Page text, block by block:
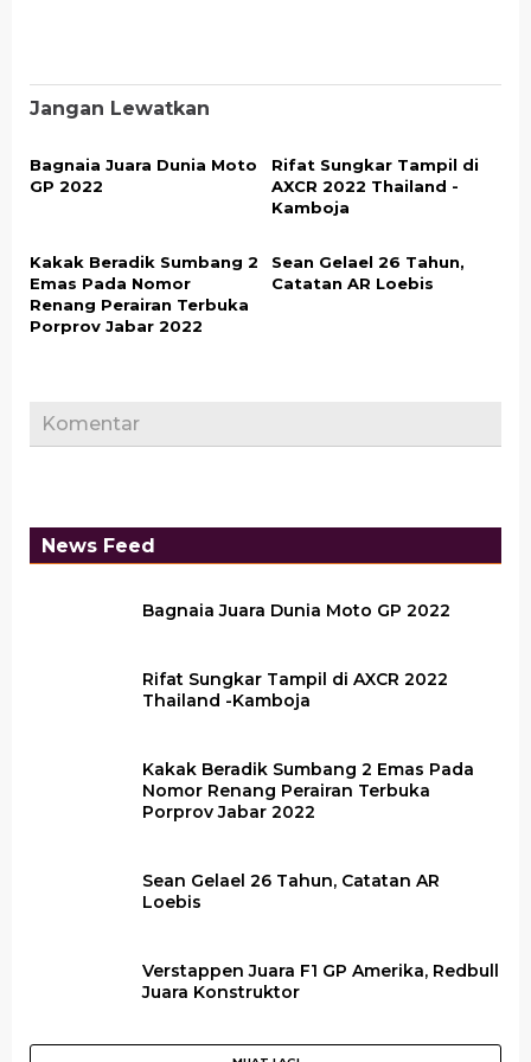
Jangan Lewatkan
Bagnaia Juara Dunia Moto
GP 2022
Rifat Sungkar Tampil di
AXCR 2022 Thailand -
Kamboja
Kakak Beradik Sumbang 2
Emas Pada Nomor
Renang Perairan Terbuka
Porprov Jabar 2022
Sean Gelael 26 Tahun,
Catatan AR Loebis
Komentar
News Feed
Bagnaia Juara Dunia Moto GP 2022
Rifat Sungkar Tampil di AXCR 2022
Thailand -Kamboja
Kakak Beradik Sumbang 2 Emas Pada
Nomor Renang Perairan Terbuka
Porprov Jabar 2022
Sean Gelael 26 Tahun, Catatan AR
Loebis
Verstappen Juara F1 GP Amerika, Redbull
Juara Konstruktor